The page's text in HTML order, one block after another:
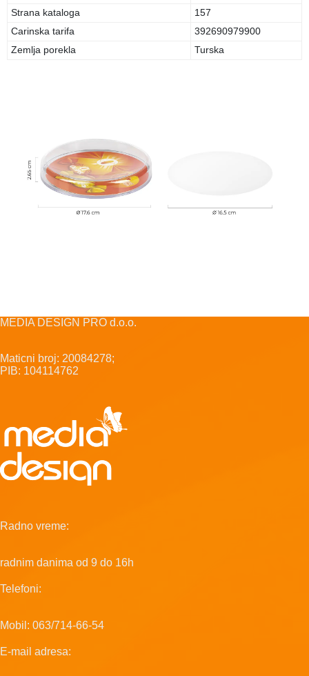
Strana kataloga
157
Carinska tarifa
392690979900
Zemlja porekla
Turska
MEDIA DESIGN PRO d.o.o.
Maticni broj: 20084278;
PIB: 104114762
Radno vreme:
radnim danima od 9 do 16h
Telefoni:
Mobil: 063/714-66-54
E-mail adresa: